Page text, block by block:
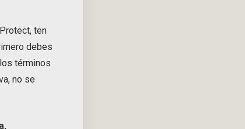
ten
debes
términos
no se